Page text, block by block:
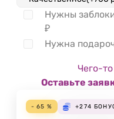
Нужны
₽
Нужна
Чего-
Оставьте
- 65 % +274